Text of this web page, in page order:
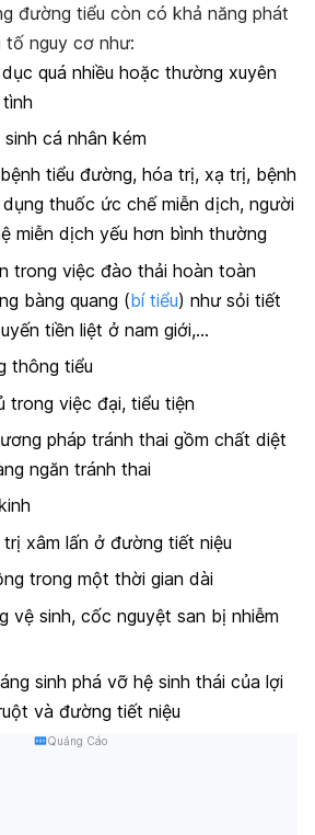
đường tiểu còn có khả năng phát
tố nguy cơ như:
quá nhiều hoặc thường xuyên
cá nhân kém
tiểu đường, hóa trị, xạ trị, bệnh
thuốc ức chế miễn dịch, người
miễn dịch yếu hơn bình thường
trong việc đào thải hoàn toàn
bàng quang (bí tiểu) như sỏi tiết
tiền liệt ở nam giới,…
thông tiểu
trong việc đại, tiểu tiện
pháp tránh thai gồm chất diệt
ngăn tránh thai
xâm lấn ở đường tiết niệu
trong một thời gian dài
vệ sinh, cốc nguyệt san bị nhiễm
sinh phá vỡ hệ sinh thái của lợi
và đường tiết niệu
Quảng Cáo